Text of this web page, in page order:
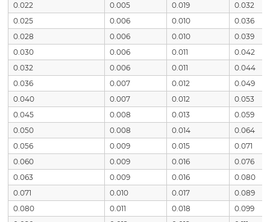
0.022
0.005 0.019
0.032
0.025
0.006 0.010
0.036
0.028
0.006 0.010
0.039
0.030
0.006 0.011
0.042
0.032
0.006 0.011
0.044
0.036
0.007 0.012
0.049
0.040
0.007 0.012
0.053
0.045
0.008 0.013
0.059
0.050
0.008 0.014
0.064
0.056
0.009 0.015
0.071
0.060
0.009 0.016
0.076
0.063
0.009 0.016
0.080
0.071
0.010 0.017
0.089
0.080
0.011 0.018
0.099